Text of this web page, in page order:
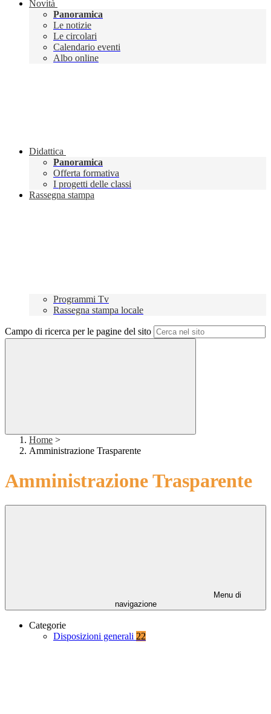
Novità
Panoramica
Le notizie
Le circolari
Calendario eventi
Albo online
Didattica
Panoramica
Offerta formativa
I progetti delle classi
Rassegna stampa
Programmi Tv
Rassegna stampa locale
Campo di ricerca per le pagine del sito
Home >
Amministrazione Trasparente
Amministrazione Trasparente
Menu di
navigazione
Categorie
Disposizioni generali 22